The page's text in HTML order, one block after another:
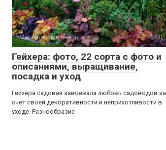
Многолетние цветы 0
Гейхера: фото, 22 сорта с фото и
описаниями, выращивание,
посадка и уход
Гейхера садовая завоевала любовь садоводов за
счет своей декоративности и неприхотливости в
уходе. Разнообразие